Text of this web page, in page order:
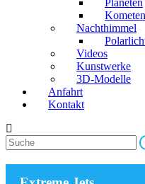
Planeten
Nachthimmel
Videos
Kunstwerke
3D-Modelle
Anfahrt
Kontakt